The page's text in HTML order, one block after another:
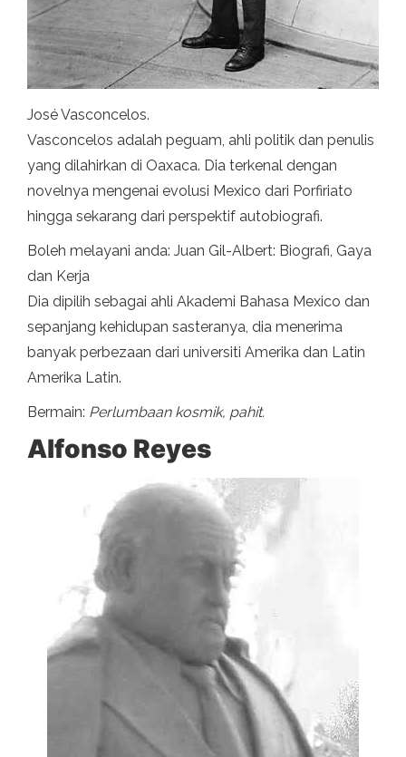
José Vasconcelos.
Vasconcelos adalah peguam, ahli politik dan penulis
yang dilahirkan di Oaxaca. Dia terkenal dengan
novelnya mengenai evolusi Mexico dari Porfiriato
hingga sekarang dari perspektif autobiografi.
Boleh melayani anda: Juan Gil-Albert: Biografi, Gaya
dan Kerja
Dia dipilih sebagai ahli Akademi Bahasa Mexico dan
sepanjang kehidupan sasteranya, dia menerima
banyak perbezaan dari universiti Amerika dan Latin
Amerika Latin.
Bermain: Perlumbaan kosmik, pahit.
Alfonso Reyes